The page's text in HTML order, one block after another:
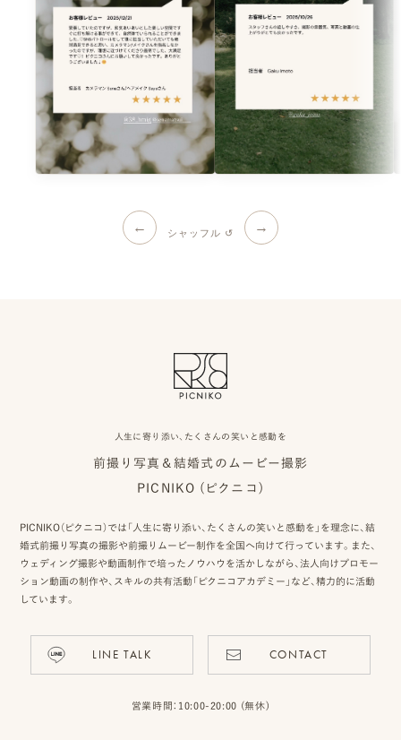
← シャッフル ↺ →
人生に寄り添い、たくさんの笑いと感動を
前撮り写真＆結婚式のムービー撮影
PICNIKO (ピクニコ)
PICNIKO（ピクニコ）では「人生に寄り添い、たくさんの笑いと感動を」を理念に、結
婚式前撮り写真の撮影や前撮りムービー制作を全国へ向けて行っています。また、
ウェディング撮影や動画制作で培ったノウハウを活かしながら、法人向けプロモー
ション動画の制作や、スキルの共有活動「ピクニコアカデミー」など、精力的に活動
しています。
LINE TALK CONTACT
営業時間：10:00-20:00 (無休)